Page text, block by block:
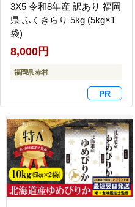
3X5 令和8年産 訳あり 福岡
県 ふくきらり 5kg (5kg×1
袋)
8,000円
福岡県 赤村